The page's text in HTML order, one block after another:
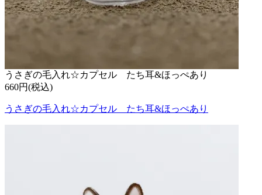
うさぎの毛入れ☆カプセル たち耳&ほっぺあり
660円(税込)
うさぎの毛入れ☆カプセル たち耳&ほっぺあり